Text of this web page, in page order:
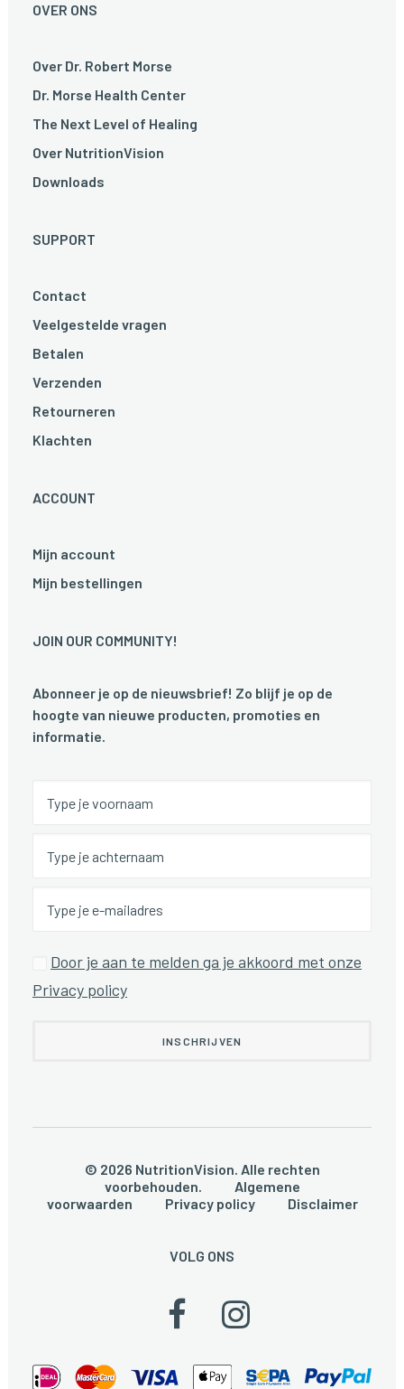
OVER ONS
Over Dr. Robert Morse
Dr. Morse Health Center
The Next Level of Healing
Over NutritionVision
Downloads
SUPPORT
Contact
Veelgestelde vragen
Betalen
Verzenden
Retourneren
Klachten
ACCOUNT
Mijn account
Mijn bestellingen
JOIN OUR COMMUNITY!
Abonneer je op de nieuwsbrief! Zo blijf je op de
hoogte van nieuwe producten, promoties en
informatie.
Door je aan te melden ga je akkoord met onze
Privacy policy
© 2026 NutritionVision. Alle rechten
voorbehouden. Algemene
voorwaarden
Privacy policy Disclaimer
VOLG ONS